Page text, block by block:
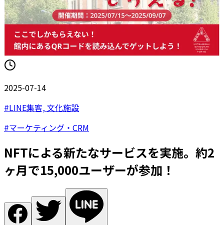
2025-07-14
#LINE集客, 文化施設
#マーケティング・CRM
NFTによる新たなサービスを実施。約2
ヶ月で15,000ユーザーが参加！